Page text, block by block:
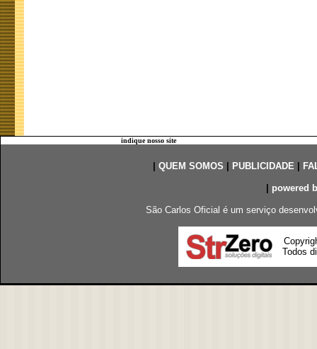
indique nosso site
QUEM SOMOS PUBLICIDADE|
powered
São Carlos Oficial é um serviço
Todos